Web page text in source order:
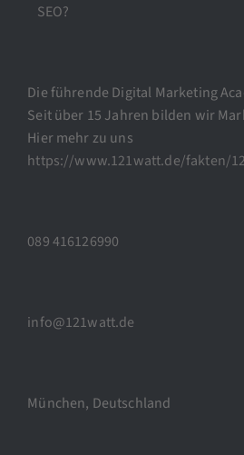
SEO?
Die führende Digital Marketing
Seit über 15 Jahren bilden wir
Hier mehr zu uns
https://www.121watt.de/fakten/
089 416126990
info@121watt.de
München, Deutschland